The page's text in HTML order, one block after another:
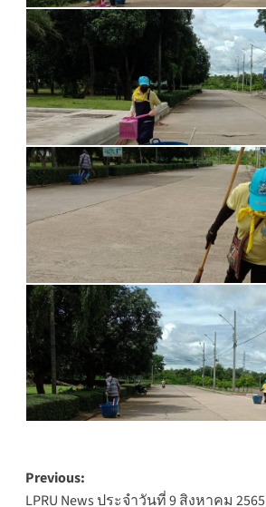
Post
Previous:
LPRU News ประจำวันที่ 9 สิงหาคม 2565